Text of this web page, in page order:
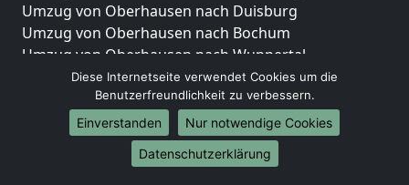
Umzug von Oberhausen nach Duisburg
Umzug von Oberhausen nach Bochum
Umzug von Oberhausen nach Wuppertal
Umzug von Oberhausen nach Bielefeld
Umzug von Oberhausen nach Bonn
Umzug von Oberhausen nach Münster
Internationale-Umzüge
Diese Internetseite verwendet Cookies um die
Benutzerfreundlichkeit zu verbessern.
Einverstanden
Nur notwendige Cookies
Datenschutzerklärung